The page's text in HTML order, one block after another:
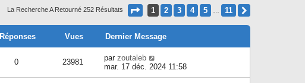
E
La Recherche A Retourné 252 Résultats Page 1Sur 11
1 2 3 4 5 11
Réponses Vues Dernier Message
0 23981 par zoutaleb
mar. 17 déc. 2024 11:58